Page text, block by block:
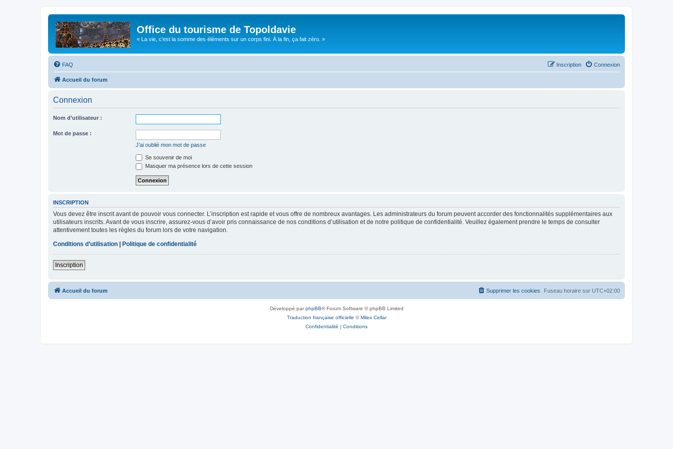
Office du tourisme de Topoldavie
« La vie, c'est la somme des éléments sur un corps fini. À la fin, ça fait zéro. »
FAQ Connexion
Inscription
Accueil du forum
Connexion
Nom d’utilisateur :
Mot de passe :
J’ai oublié mon mot de passe
Se souvenir de moi
Masquer ma présence lors de cette session
INSCRIPTION
Vous devez être inscrit avant de pouvoir vous connecter. L’inscription est rapide et vous offre de nombreux avantages. Les administrateurs du forum peuvent accorder des fonctionnalités supplémentaires aux
utilisateurs inscrits. Avant de vous inscrire, assurez-vous d’avoir pris connaissance de nos conditions d’utilisation et de notre politique de confidentialité. Veuillez également prendre le temps de consulter
attentivement toutes les règles du forum lors de votre navigation.
Conditions d’utilisation
Politique de confidentialité
Inscription
Accueil du forum Fuseau horaire sur UTC+02:00
Supprimer les cookies
Développé parphpBB® Forum Software © phpBB Limited
Traduction française officielle ©Miles Cellar
Confidentialité | Conditions